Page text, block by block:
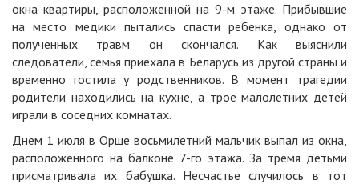
окна квартиры, расположенной на 9-м этаже. Прибывшие
на место медики пытались спасти ребенка, однако от
полученных травм он скончался. Как выяснили
следователи, семья приехала в Беларусь из другой страны и
временно гостила у родственников. В момент трагедии
родители находились на кухне, а трое малолетних детей
играли в соседних комнатах.
Днем 1 июля в Орше восьмилетний мальчик выпал из окна,
расположенного на балконе 7-го этажа. За тремя детьми
присматривала их бабушка. Несчастье случилось в тот